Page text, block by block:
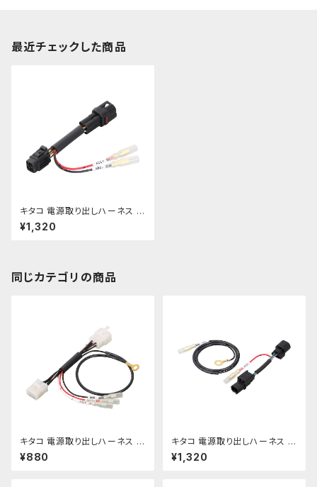
最近チェックした商品
キタコ 電源取り出しハーネス ニ
ンジャZX-25R/-SE etc 【756
-9000440】
¥1,320
同じカテゴリの商品
キタコ 電源取り出しハーネス ス
ーパーカブ50/110 etc【756-1
436900】
¥880
キタコ 電源取り出しハーネス レ
ブル250 etc【756-1860900】
¥1,320